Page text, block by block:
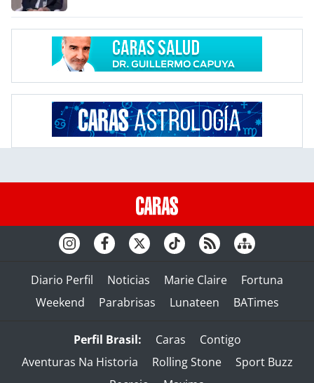
Diario Perfil Noticias Marie Claire
Fortuna
Weekend
Parabrisas Lunateen BATimes
Perfil Brasil: Caras
Contigo
Aventuras Na Historia
Rolling Stone
Sport Buzz